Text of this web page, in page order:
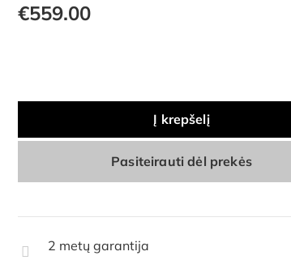
€559.00
Į krepšelį
Pasiteirauti dėl prekės
2 metų garantija